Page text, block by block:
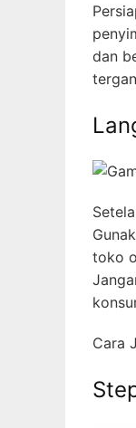
dan
toko
Cara